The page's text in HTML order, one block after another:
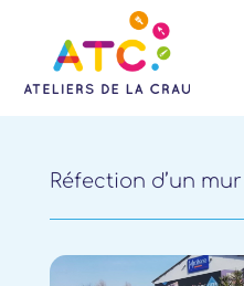
Réfection d’un mur